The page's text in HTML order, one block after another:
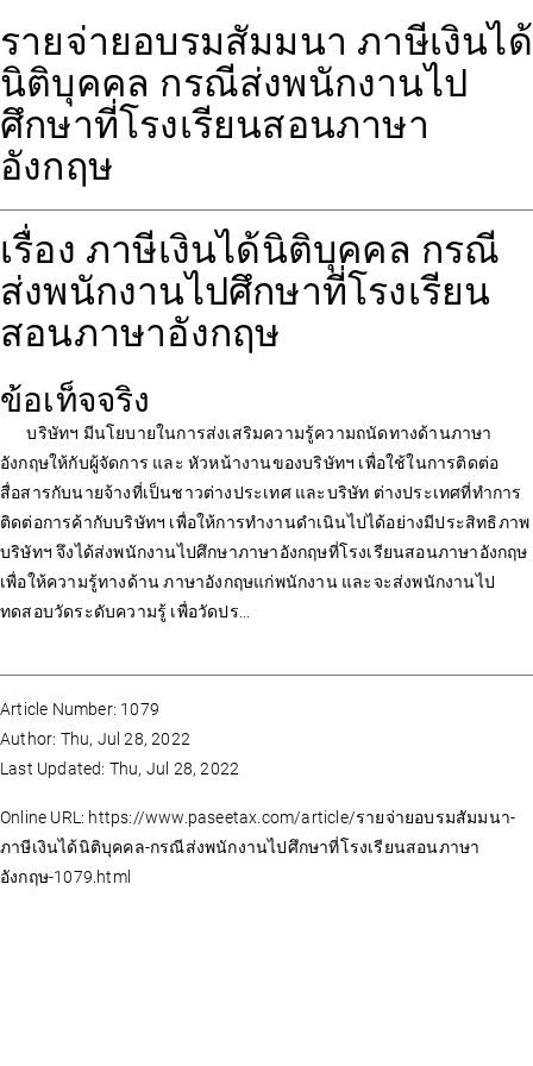
รายจ่ายอบรมสัมมนา ภาษีเงินได้
นิติบุคคล กรณีส่งพนักงานไป
ศึกษาที่โรงเรียนสอนภาษา
อังกฤษ
เรื่อง ภาษีเงินได้นิติบุคคล กรณี
ส่งพนักงานไปศึกษาที่โรงเรียน
สอนภาษาอังกฤษ
ข้อเท็จจริง
บริษัทฯ มีนโยบายในการส่งเสริมความรู้ความถนัดทางด้านภาษา
อังกฤษให้กับผู้จัดการ และ หัวหน้างานของบริษัทฯ เพื่อใช้ในการติดต่อ
สื่อสารกับนายจ้างที่เป็นชาวต่างประเทศ และบริษัท ต่างประเทศที่ทำการ
ติดต่อการค้ากับบริษัทฯ เพื่อให้การทำงานดำเนินไปได้อย่างมีประสิทธิภาพ
บริษัทฯ จึงได้ส่งพนักงานไปศึกษาภาษาอังกฤษที่โรงเรียนสอนภาษาอังกฤษ
เพื่อให้ความรู้ทางด้าน ภาษาอังกฤษแก่พนักงาน และจะส่งพนักงานไป
ทดสอบวัดระดับความรู้ เพื่อวัดปร...
Article Number: 1079
Author: Thu, Jul 28, 2022
Last Updated: Thu, Jul 28, 2022
Online URL: https://www.paseetax.com/article/รายจ่ายอบรมสัมมนา-
ภาษีเงินได้นิติบุคคล-กรณีส่งพนักงานไปศึกษาที่โรงเรียนสอนภาษา
อังกฤษ-1079.html